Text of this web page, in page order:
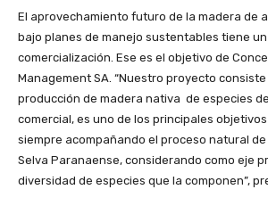
El aprovechamiento futuro de la madera de
bajo planes de manejo sustentables tiene
comercialización. Ese es el objetivo de
Management SA. “Nuestro proyecto
producción de madera nativa de especies
comercial, es uno de los principales
siempre acompañando el proceso natural
Selva Paranaense, considerando como eje
diversidad de especies que la componen”,